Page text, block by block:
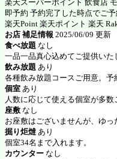
楽天スーパーポイント 飲食店
即予約 予約完了した時点でご
楽天Point 楽天ポイント 楽天
お店 補足情報 2025/06/09 更新
食べ放題 なし
一品一品真心込めてご提供いた
飲み放題 あり
各種飲み放題コースご用意。予
個室 あり
人数に応じて使える個室が多数
座敷 なし
お座敷はございませんが、ゆ
掘り炬燵 あり
個室34名まで入れます。
カウンター なし